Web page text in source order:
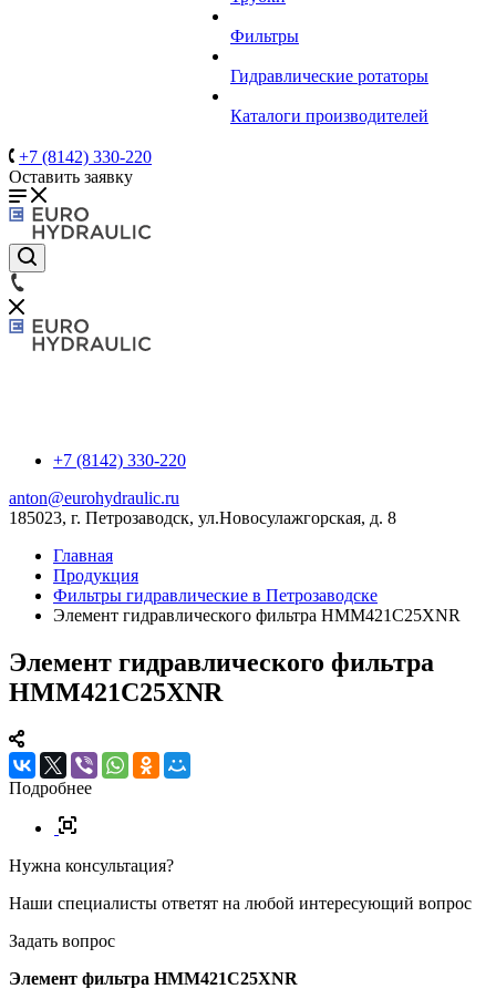
Фильтры
Гидравлические ротаторы
Каталоги производителей
+7 (8142) 330-220
Оставить заявку
+7 (8142) 330-220
anton@eurohydraulic.ru
185023, г. Петрозаводск, ул.Новосулажгорская, д. 8
Главная
Продукция
Фильтры гидравлические в Петрозаводске
Элемент гидравлического фильтра HMM421C25XNR
Элемент гидравлического фильтра
HMM421C25XNR
Подробнее
Нужна консультация?
Наши специалисты ответят на любой интересующий вопрос
Задать вопрос
Элемент фильтра HMM421C25XNR